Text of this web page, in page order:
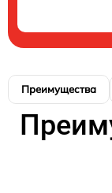
Преимущества